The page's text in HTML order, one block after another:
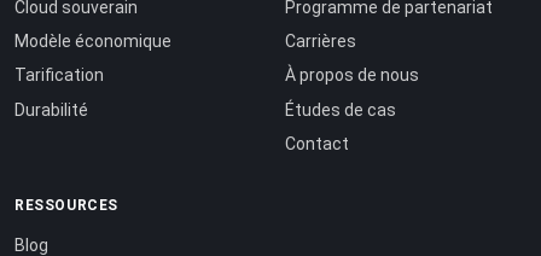
Cloud souverain
Modèle économique
Tarification
Durabilité
Programme de partenariat
Carrières
À propos de nous
Études de cas
Contact
RESSOURCES
Blog